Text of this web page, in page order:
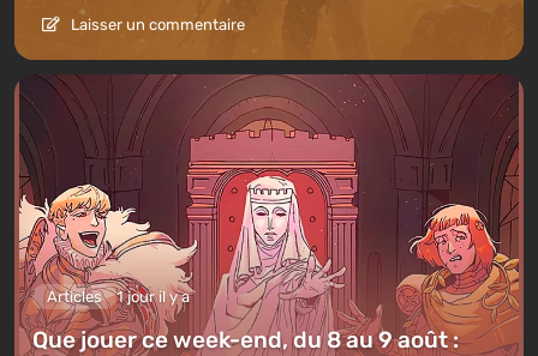
Laisser un commentaire
Articles 1 jour il y a
Que jouer ce week-end, du 8 au 9 août :